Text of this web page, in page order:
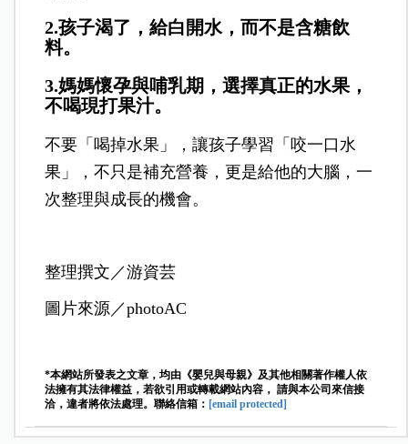
2.孩子渴了，給白開水，而不是含糖飲
料。
3.媽媽懷孕與哺乳期，選擇真正的水果，
不喝現打果汁。
不要「喝掉水果」，讓孩子學習「咬一口水
果」，不只是補充營養，更是給他的大腦，一
次整理與成長的機會。
整理撰文／游資芸
圖片來源／photoAC
*本網站所發表之文章，均由《嬰兒與母親》及其他相關著作權人依
法擁有其法律權益，若欲引用或轉載網站內容， 請與本公司來信接
洽，違者將依法處理。聯絡信箱： [email protected]